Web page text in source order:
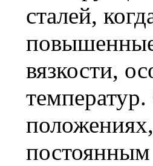
сталей,
вязкости,
постоянным